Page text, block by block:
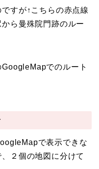
すが↑こちらの赤点線
ら曼殊院門跡のルー
でのルート
で表示できな
２個の地図に分けて